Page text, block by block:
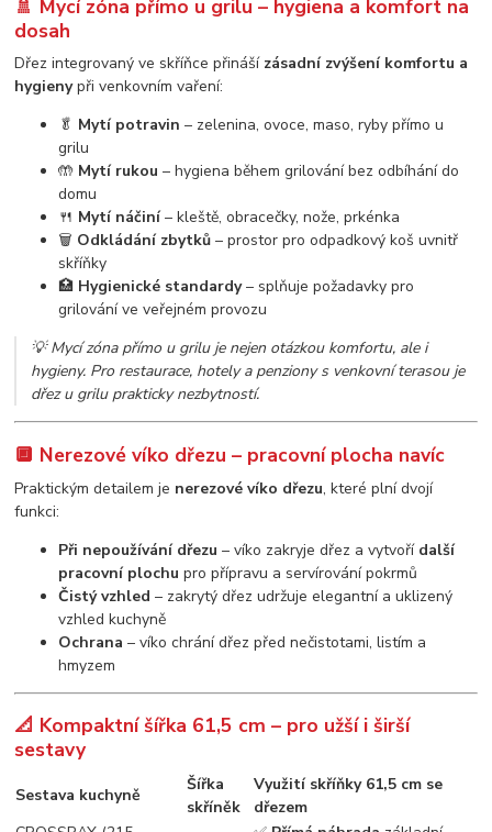
🚿 Mycí zóna přímo u grilu – hygiena a komfort na
dosah
Dřez integrovaný ve skříňce přináší zásadní zvýšení komfortu a
hygienypři venkovním vaření:
🥬 Mytí potravin – zelenina, ovoce, maso, ryby přímo u
grilu
🤲 Mytí rukou – hygiena během grilování bez odbíhání do
domu
🍴 Mytí náčiní– kleště, obracečky, nože, prkénka
🗑️ Odkládání zbytků – prostor pro odpadkový koš uvnitř
skříňky
🏥 Hygienické standardy– splňuje požadavky pro
grilování ve veřejném provozu
💡Mycí zóna přímo u grilu je nejen otázkou komfortu, ale i
hygieny. Pro restaurace, hotely a penziony s venkovní terasou je
dřez u grilu prakticky nezbytností.
🔲 Nerezové víko dřezu – pracovní plocha navíc
Praktickým detailem je nerezové víko dřezu, které plní dvojí
funkci:
Při nepoužívání dřezu – víko zakryje dřez a vytvoří další
pracovní plochu pro přípravu a servírování pokrmů
Čistý vzhled – zakrytý dřez udržuje elegantní a uklizený
vzhled kuchyně
Ochrana – víko chrání dřez před nečistotami, listím a
hmyzem
📐 Kompaktní šířka 61,5 cm – pro užší i širší
sestavy
Sestava kuchyně
Šířka
skříněk
Využití skříňky 61,5 cm se
dřezem